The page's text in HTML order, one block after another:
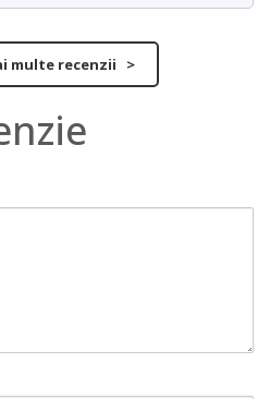
multe recenzii >